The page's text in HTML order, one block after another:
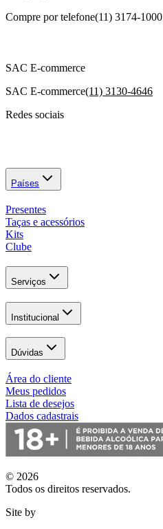
Compre por telefone(11) 3174-1000
SAC E-commerce
SAC E-commerce(11) 3130-4646
Redes sociais
Países
Presentes
Taças e acessórios
Kits
Clube
Serviços
Institucional
Dúvidas
Área do cliente
Meus pedidos
Lista de desejos
Dados cadastrais
© 2026
Todos os direitos reservados.
Site by